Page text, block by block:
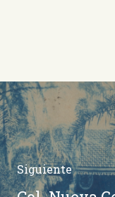
Siguiente